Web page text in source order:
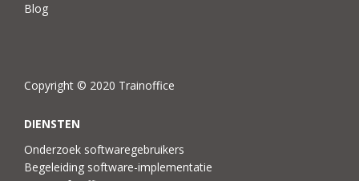
Blog
Copyright © 2020 Trainoffice
DIENSTEN
Onderzoek softwaregebruikers
Begeleiding software-implementatie